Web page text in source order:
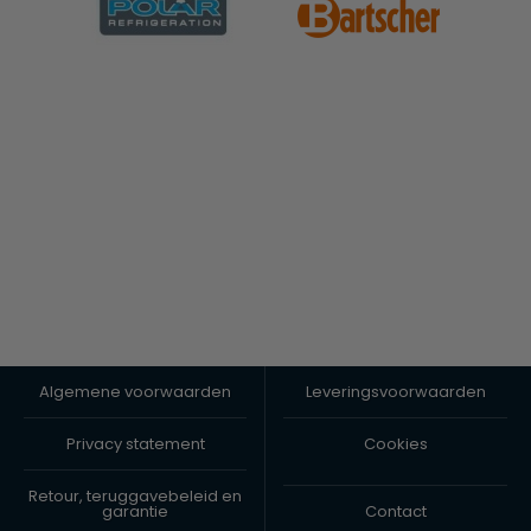
Algemene voorwaarden Leveringsvoorwaarden
Privacy statement Cookies
Retour, teruggavebeleid en
garantie Contact